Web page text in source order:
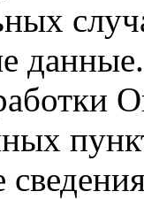
данные.